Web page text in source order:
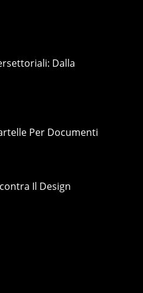
Dalla
Per Documenti
Il Design